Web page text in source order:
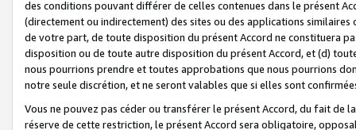
des conditions pouvant différer de celles contenues dans le présent
(directement ou indirectement) des sites ou des applications
de votre part, de toute disposition du présent Accord ne constituera
disposition ou de toute autre disposition du présent Accord, et (d)
nous pourrions prendre et toutes approbations que nous pourrions
notre seule discrétion, et ne seront valables que si elles sont
Vous ne pouvez pas céder ou transférer le présent Accord, du fait de
réserve de cette restriction, le présent Accord sera obligatoire,